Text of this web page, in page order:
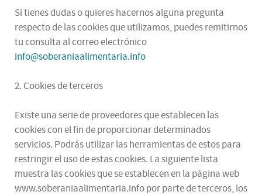
Si tienes dudas o quieres hacernos alguna pregunta
respecto de las cookies que utilizamos, puedes remitirnos
tu consulta al correo electrónico
info@soberaniaalimentaria.info
2. Cookies de terceros
Existe una serie de proveedores que establecen las
cookies con el fin de proporcionar determinados
servicios. Podrás utilizar las herramientas de estos para
restringir el uso de estas cookies. La siguiente lista
muestra las cookies que se establecen en la página web
www.soberaniaalimentaria.info por parte de terceros, los